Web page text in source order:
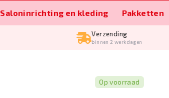
Salon­inrichting en kleding Pakketten
Verzending
binnen 2 werkdagen
Op voorraad